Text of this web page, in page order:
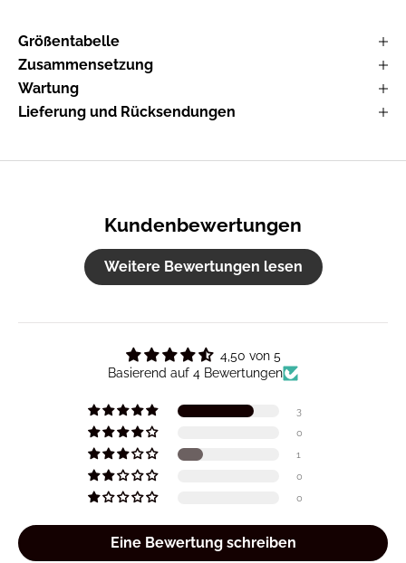
Größentabelle
Zusammensetzung
Wartung
Lieferung und Rücksendungen
Kundenbewertungen
Weitere Bewertungen lesen
4,50 von 5
Basierend auf 4 Bewertungen
3
0
1
0
0
Eine Bewertung schreiben